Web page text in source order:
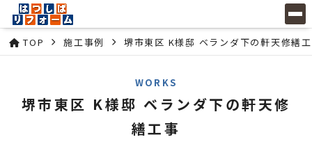
TOP 施工事例 堺市東区 K様邸 ベランダ下の軒天修繕
WORKS
堺市東区 K様邸 ベランダ下の軒天修
繕工事